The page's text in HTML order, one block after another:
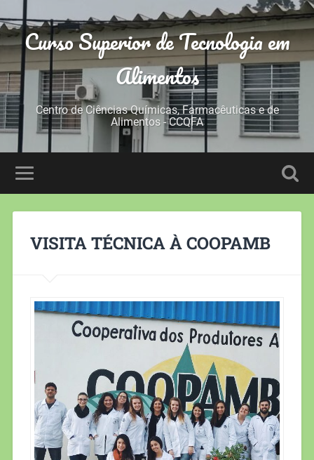
Curso Superior de Tecnologia em
Alimentos
Centro de Ciências Químicas, Farmacêuticas e de
Alimentos - CCQFA
VISITA TÉCNICA À COOPAMB